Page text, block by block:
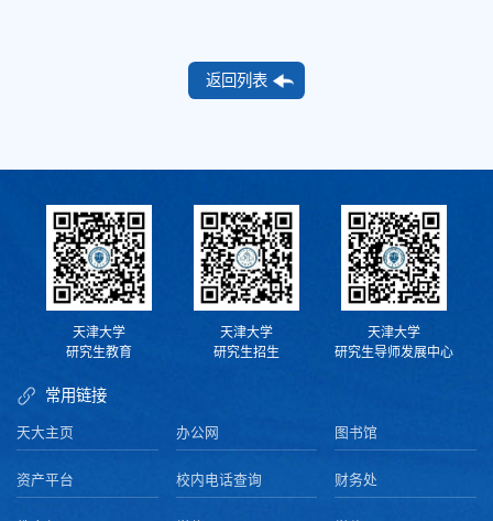
返回列表
天津大学
研究生教育
天津大学
研究生招生
天津大学
研究生导师发展中心
常用链接
天大主页 办公网 图书馆
资产平台 校内电话查询 财务处